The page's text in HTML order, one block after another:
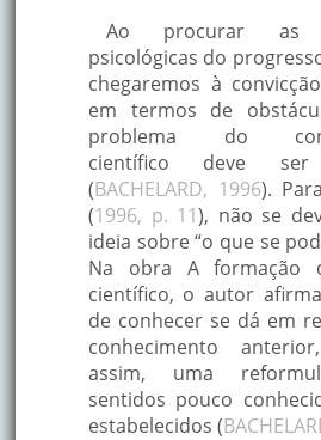
Ao procurar as
psicológicas do
chegaremos à
em termos de
problema do
científico deve ser
(BACHELARD, 1996).
(1996, p. 11), não se
ideia sobre “o que se
Na obra A formação
científico, o autor
de conhecer se dá em
conhecimento
assim, uma
sentidos pouco
estabelecidos (